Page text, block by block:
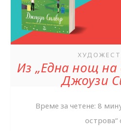
Из „Една нощ
Джоузи
Време за четене: 8
острова“